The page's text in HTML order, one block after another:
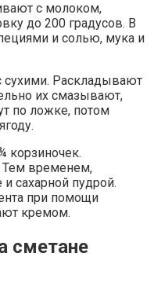
с молоком,
до 200 градусов. В
и солью, мука и
Раскладывают
их смазывают,
по ложке, потом
корзиночек.
Тем временем,
сахарной пудрой.
при помощи
кремом.
сметане